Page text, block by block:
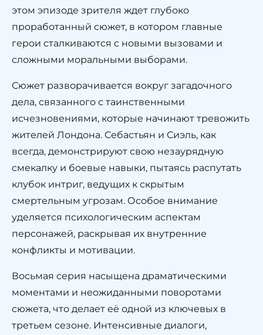
этом эпизоде зрителя ждет глубоко
проработанный сюжет, в котором главные
герои сталкиваются с новыми вызовами и
сложными моральными выборами.
Сюжет разворачивается вокруг загадочного
дела, связанного с таинственными
исчезновениями, которые начинают тревожить
жителей Лондона. Себастьян и Сиэль, как
всегда, демонстрируют свою незаурядную
смекалку и боевые навыки, пытаясь распутать
клубок интриг, ведущих к скрытым
смертельным угрозам. Особое внимание
уделяется психологическим аспектам
персонажей, раскрывая их внутренние
конфликты и мотивации.
Восьмая серия насыщена драматическими
моментами и неожиданными поворотами
сюжета, что делает её одной из ключевых в
третьем сезоне. Интенсивные диалоги,